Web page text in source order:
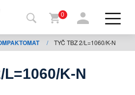
0
/ TYČ TBZ 2/L=1060/K-N
L=1060/K-N